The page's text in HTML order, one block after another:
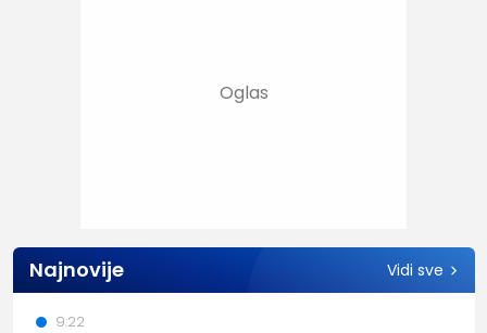
Najnovije Vidi sve
9:22